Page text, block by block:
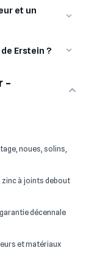
et un
Erstein ?
-
noues, solins,
zinc à joints debout
décennale
et matériaux